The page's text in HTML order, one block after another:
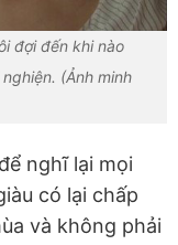
đợi đến khi nào
(Ảnh minh
nghĩ lại mọi
có lại chấp
và không phải